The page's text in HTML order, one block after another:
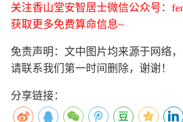
关注香山堂安智居士微信公众号：
获取更多免费算命信息~
免责声明：文中图片均来源于网络
请联系我们第一时间删除，谢谢！
分享链接：